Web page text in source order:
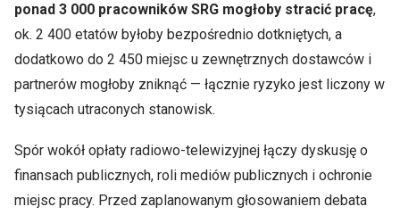
ponad 3 000 pracowników SRG mogłoby stracić pracę,
ok. 2 400 etatów byłoby bezpośrednio dotkniętych, a
dodatkowo do 2 450 miejsc u zewnętrznych dostawców i
partnerów mogłoby zniknąć — łącznie ryzyko jest liczony w
tysiącach utraconych stanowisk.
Spór wokół opłaty radiowo‑telewizyjnej łączy dyskusję o
finansach publicznych, roli mediów publicznych i ochronie
miejsc pracy. Przed zaplanowanym głosowaniem debata